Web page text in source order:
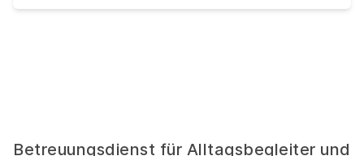
Betreuungsdienst für Alltagsbegleiter und